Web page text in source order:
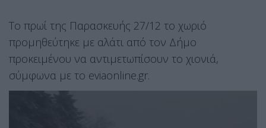
Το πρωί της Παρασκευής 27/12 το χωριό
προμηθεύτηκε με αλάτι από τον Δήμο
προκειμένου να αντιμετωπίσουν το χιονιά,
σύμφωνα με το eviaonline.gr.